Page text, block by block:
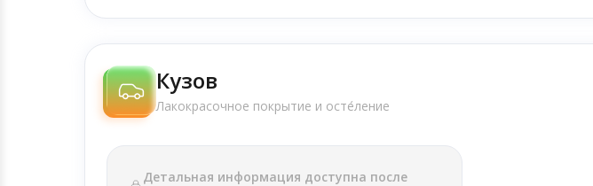
Кузов
Лакокрасочное покрытие и осте́ление
Детальная информация доступна после